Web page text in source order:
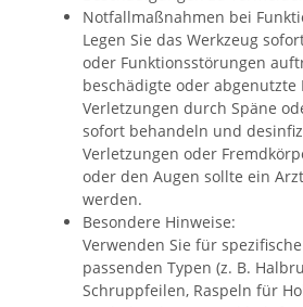
Notfallmaßnahmen bei
Legen Sie das Werkzeug
oder Funktionsstörungen
beschädigte oder abgenutzte
Verletzungen durch Späne
sofort behandeln und
Verletzungen oder
oder den Augen sollte ein
werden.
Besondere Hinweise:
Verwenden Sie für
passenden Typen (z. B.
Schruppfeilen, Raspeln für